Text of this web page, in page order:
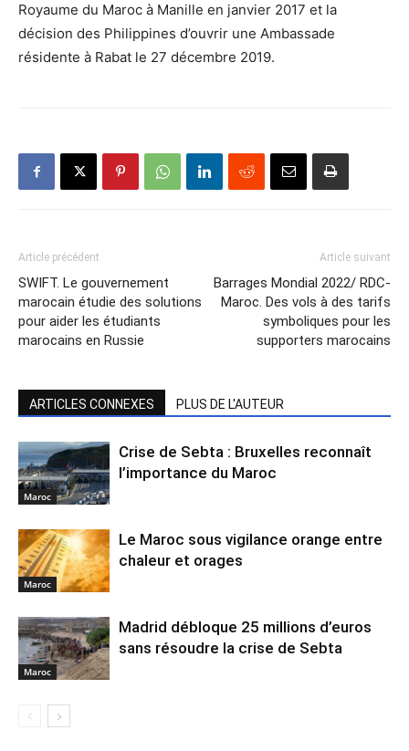
Royaume du Maroc à Manille en janvier 2017 et la
décision des Philippines d’ouvrir une Ambassade
résidente à Rabat le 27 décembre 2019.
Article précédent
SWIFT. Le gouvernement
marocain étudie des solutions
pour aider les étudiants
marocains en Russie
Article suivant
Barrages Mondial 2022/ RDC-
Maroc. Des vols à des tarifs
symboliques pour les
supporters marocains
ARTICLES CONNEXES PLUS DE L'AUTEUR
Maroc
Crise de Sebta : Bruxelles reconnaît
l’importance du Maroc
Maroc
Le Maroc sous vigilance orange entre
chaleur et orages
Maroc
Madrid débloque 25 millions d’euros
sans résoudre la crise de Sebta